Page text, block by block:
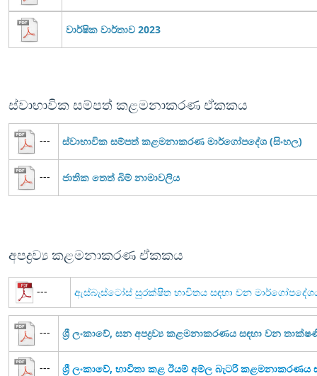
වාර්ෂික වාර්තාව 2023
ස්වාභාවික සම්පත් කළමනාකරණ ඒකකය
--- ස්වාභාවික සම්පත් කළමනාකරණ මාර්ගෝපදේශ (සිංහල)
--- ජාතික තෙත් බිම් නාමාවලිය
අපද්‍රව්‍ය කළමනාකරණ ඒකකය
--- ඇස්බැස්ටෝස් සුරක්ෂිත භාවිතය සඳහා වන
--- ශ්‍රී ලංකාවේ, ඝන අපද්‍රව්‍ය කළමනාකරණය සඳහා වන
--- ශ්‍රී ලංකාවේ, භාවිතා කළ ඊයම් අම්ල බැටරි